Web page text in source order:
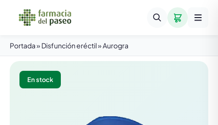
Portada» Disfunción eréctil»Aurogra
En stock